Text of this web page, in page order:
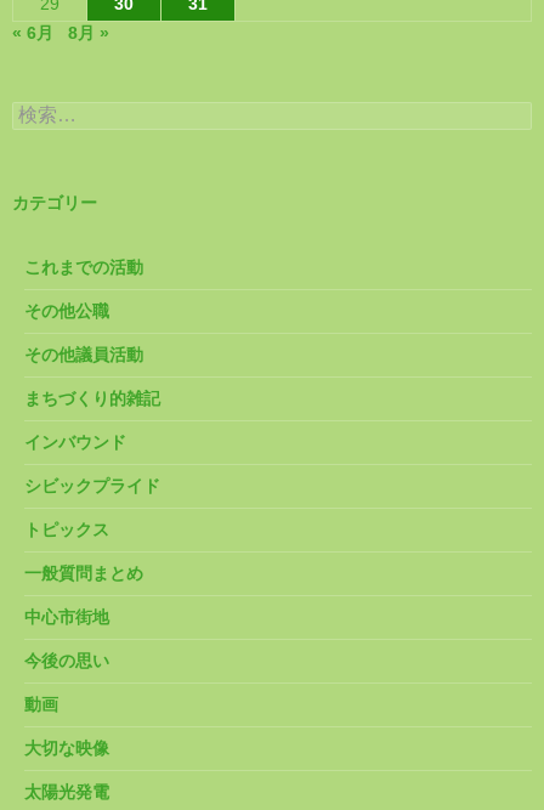
29
30
31
« 6月
8月 »
検
索:
カテゴリー
これまでの活動
その他公職
その他議員活動
まちづくり的雑記
インバウンド
シビックプライド
トピックス
一般質問まとめ
中心市街地
今後の思い
動画
大切な映像
太陽光発電